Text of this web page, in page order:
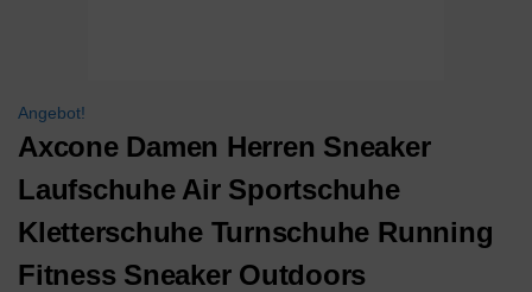
Angebot!
Axcone Damen Herren Sneaker
Laufschuhe Air Sportschuhe
Kletterschuhe Turnschuhe Running
Fitness Sneaker Outdoors